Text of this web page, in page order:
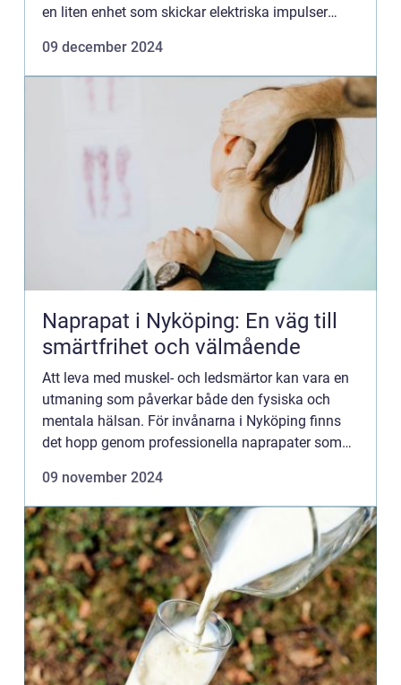
en liten enhet som skickar elektriska impulser
09 december 2024
Naprapat i Nyköping: En väg till
smärtfrihet och välmående
Att leva med muskel- och ledsmärtor kan vara en
utmaning som påverkar både den fysiska och
mentala hälsan. För invånarna i Nyköping finns
det hopp genom professionella naprapater som
09 november 2024